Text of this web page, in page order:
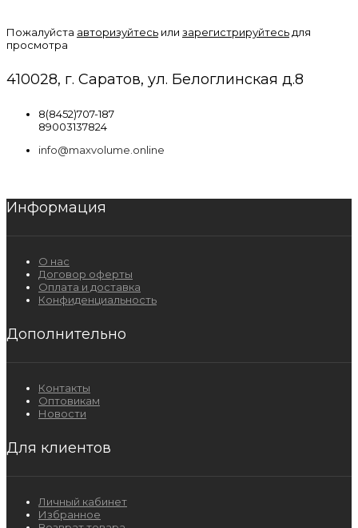
Пожалуйста авторизуйтесь или зарегистрируйтесь для
просмотра
410028, г. Саратов, ул. Белоглинская д.8
8(8452)707-187
89003137824
info@maxvolume.online
Информация
О нас
Договор оферты
Оплата и доставка
Конфиденциальность
Дополнительно
Контакты
Оптовикам
Новости
Для клиентов
Личный кабинет
Избранное